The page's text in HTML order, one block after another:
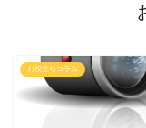
お役立ちコラム